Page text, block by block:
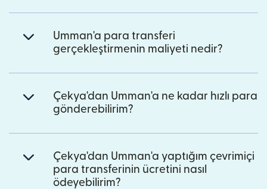
Umman'a para transferi
gerçekleştirmenin maliyeti nedir?
Çekya'dan Umman'a ne kadar hızlı para
gönderebilirim?
Çekya'dan Umman'a yaptığım çevrimiçi
para transferinin ücretini nasıl
ödeyebilirim?